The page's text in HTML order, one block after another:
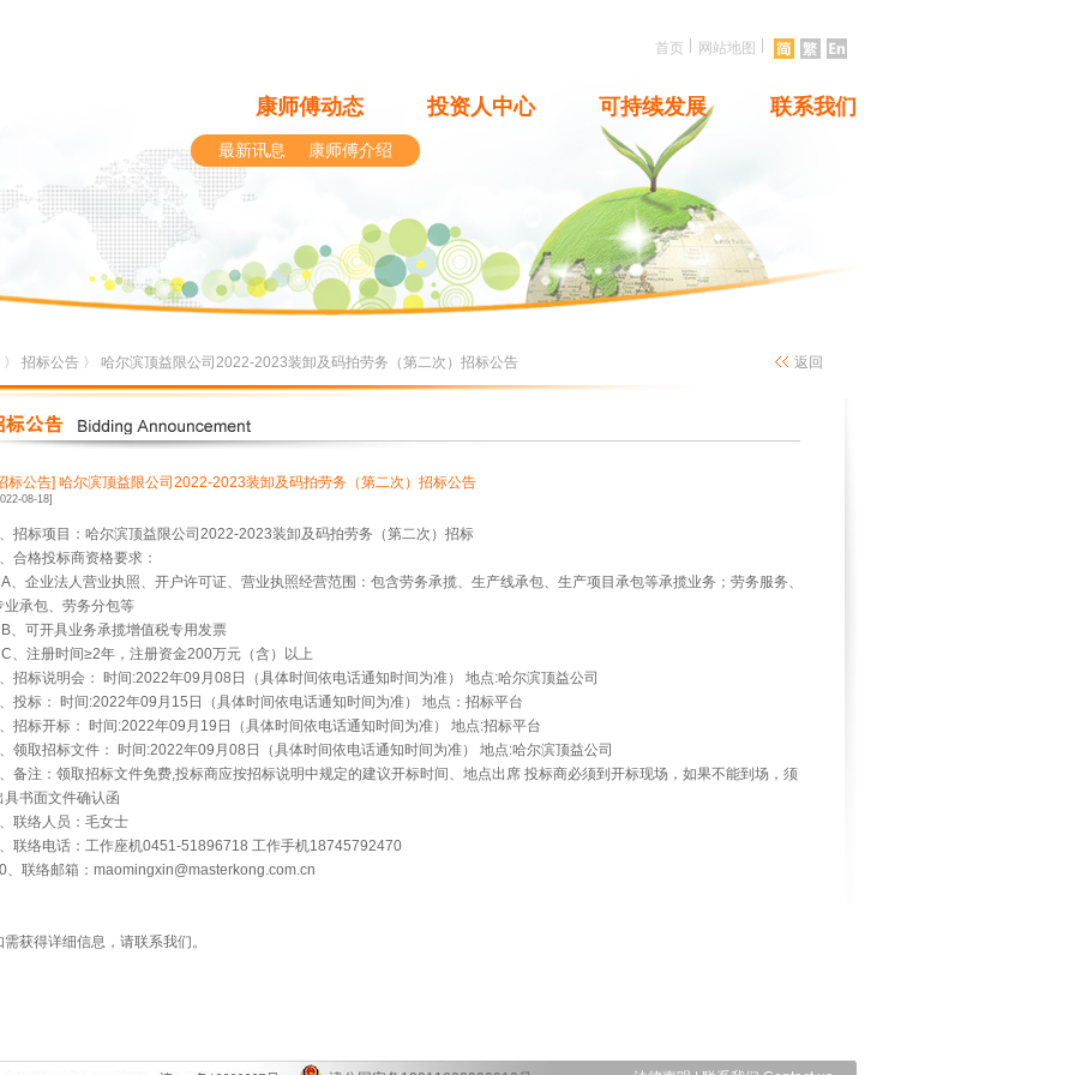
首页 网站地图
康师傅动态 投资人中心 可持续发展 联系我们
最新讯息 康师傅介绍
〉 招标公告 〉 哈尔滨顶益限公司2022-2023装卸及码拍劳务（第二次）招标公告 返回
标公告] 哈尔滨顶益限公司2022-2023装卸及码拍劳务（第二次）招标公告
08-18]
招标项目：哈尔滨顶益限公司2022-2023装卸及码拍劳务（第二次）招标
合格投标商资格要求：
企业法人营业执照、开户许可证、营业执照经营范围：包含劳务承揽、生产线承包、生产项目承包等承揽业务；劳务服务、
业承包、劳务分包等
可开具业务承揽增值税专用发票
注册时间≥2年，注册资金200万元（含）以上
招标说明会： 时间:2022年09月08日（具体时间依电话通知时间为准） 地点:哈尔滨顶益公司
投标： 时间:2022年09月15日（具体时间依电话通知时间为准） 地点：招标平台
招标开标： 时间:2022年09月19日（具体时间依电话通知时间为准） 地点:招标平台
领取招标文件： 时间:2022年09月08日（具体时间依电话通知时间为准） 地点:哈尔滨顶益公司
备注：领取招标文件免费,投标商应按招标说明中规定的建议开标时间、地点出席 投标商必须到开标现场，如果不能到场，须
具书面文件确认函
联络人员：毛女士
联络电话：工作座机0451-51896718 工作手机18745792470
、联络邮箱：maomingxin@masterkong.com.cn
需获得详细信息，请联系我们。